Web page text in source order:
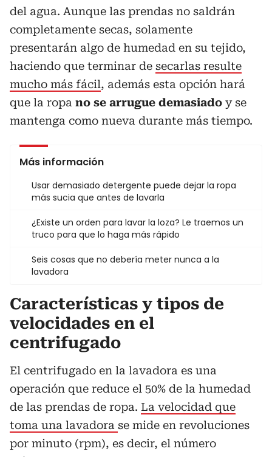
del agua. Aunque las prendas no saldrán
completamente secas, solamente
presentarán algo de humedad en su tejido,
haciendo que terminar de secarlas resulte
mucho más fácil, además esta opción hará
que la ropa no se arrugue demasiado y se
mantenga como nueva durante más tiempo.
Más información
Usar demasiado detergente puede dejar la ropa
más sucia que antes de lavarla
¿Existe un orden para lavar la loza? Le traemos un
truco para que lo haga más rápido
Seis cosas que no debería meter nunca a la
lavadora
Características y tipos de
velocidades en el
centrifugado
El centrifugado en la lavadora es una
operación que reduce el 50% de la humedad
de las prendas de ropa. La velocidad que
toma una lavadora se mide en revoluciones
por minuto (rpm), es decir, el número